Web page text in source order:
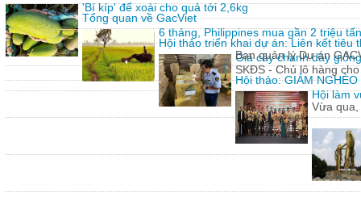
'Bí kíp' để xoài cho quả tới 2,6kg
6 tháng, Philippines mua gần 2 triệu
Giả cây chanh dây
SKĐS - Chủ lô hàng
Hội làm
Vừa qua,
Tổng quan về GacViet
Hội thảo triển khai dự án: Liên kết tiêu
Ban quản lý Dự án
Hội thảo: GIẢM